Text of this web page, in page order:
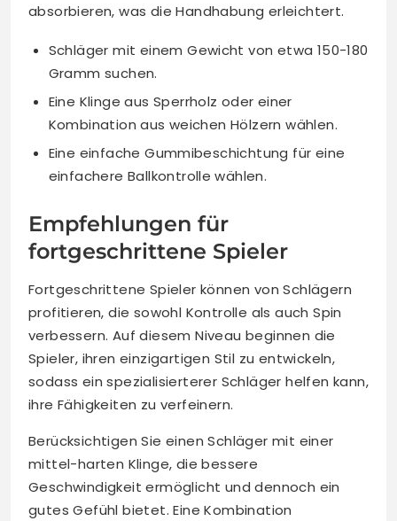
absorbieren, was die Handhabung erleichtert.
Schläger mit einem Gewicht von etwa 150-180
Gramm suchen.
Eine Klinge aus Sperrholz oder einer
Kombination aus weichen Hölzern wählen.
Eine einfache Gummibeschichtung für eine
einfachere Ballkontrolle wählen.
Empfehlungen für
fortgeschrittene Spieler
Fortgeschrittene Spieler können von Schlägern
profitieren, die sowohl Kontrolle als auch Spin
verbessern. Auf diesem Niveau beginnen die
Spieler, ihren einzigartigen Stil zu entwickeln,
sodass ein spezialisierterer Schläger helfen kann,
ihre Fähigkeiten zu verfeinern.
Berücksichtigen Sie einen Schläger mit einer
mittel-harten Klinge, die bessere
Geschwindigkeit ermöglicht und dennoch ein
gutes Gefühl bietet. Eine Kombination